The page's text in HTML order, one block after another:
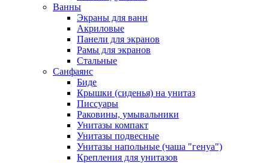
Ванны
Экраны для ванн
Акриловые
Панели для экранов
Рамы для экранов
Стальные
Санфаянс
Биде
Крышки (сиденья) на унитаз
Писсуары
Раковины, умывальники
Унитазы компакт
Унитазы подвесные
Унитазы напольные (чаша "генуа")
Крепления для унитазов